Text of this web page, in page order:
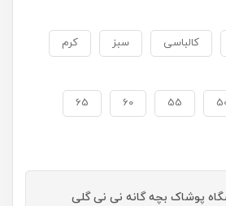
کالباسی سبز کرم
55
60
65
پوشاک بچه گانه نی نی گلی